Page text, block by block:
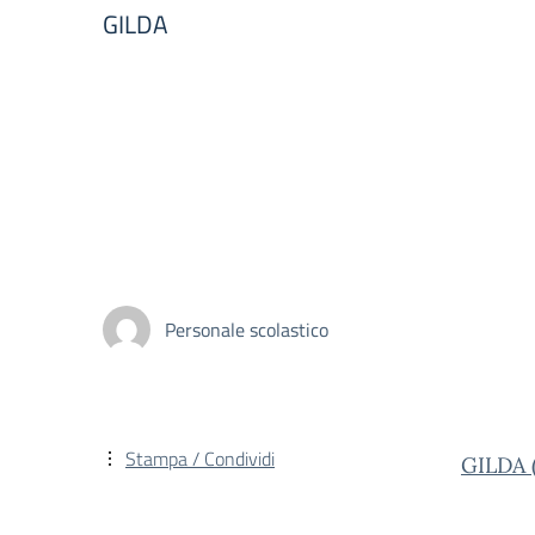
GILDA
Personale scolastico
GILDA
Stampa / Condividi